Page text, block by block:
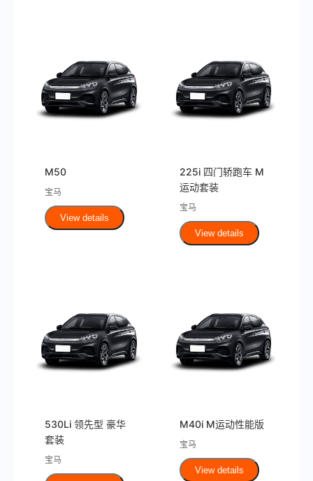
M50
宝马
View details
225i 四门轿跑车 M
运动套装
宝马
View details
530Li 领先型 豪华
套装
宝马
M40i M运动性能版
宝马
View details